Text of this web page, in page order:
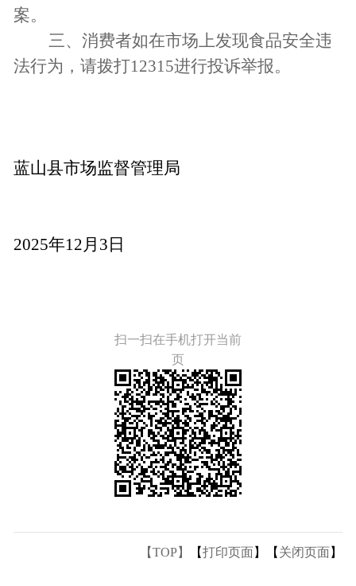
案。
三、消费者如在市场上发现食品安全违
法行为，请拨打12315进行投诉举报。
蓝山县市场监督管理局
2025年12月3日
扫一扫在手机打开当前
页
【TOP】 【打印页面】【 关闭页面】